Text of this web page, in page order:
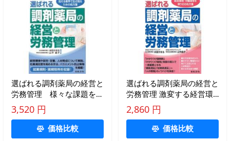
選ばれる調剤薬局の経営と
労務管理 様々な課題を抱
える業界で生き残るための
処方箋 / 水田かほる
3,520 円
価格比較
選ばれる調剤薬局の経営と
労務管理 激変する経営環
境・労働環境を乗り切る処
方箋/水田かほる/山中晶子
2,860 円
価格比較